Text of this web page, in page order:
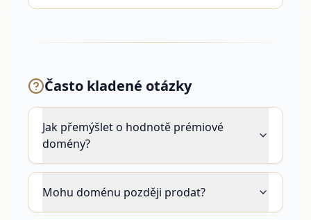
Často kladené otázky
Jak přemýšlet o hodnotě prémiové
domény?
Mohu doménu později prodat?